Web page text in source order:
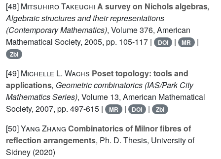
[48] Mitsuhiro Takeuchi A survey on Nichols algebras,
Algebraic structures and their representations
(Contemporary Mathematics), Volume 376, American
Mathematical Society, 2005, pp. 105-117 |
DOI | MR |
Zbl
[49] Michelle L. Wachs Poset topology: tools and
applications, Geometric combinatorics (IAS/Park City
Mathematics Series), Volume 13, American Mathematical
Society, 2007, pp. 497-615 |
MR | DOI | Zbl
[50]Yang Zhang Combinatorics of Milnor fibres of
reflection arrangements, Ph. D. Thesis, University of
Sidney (2020)